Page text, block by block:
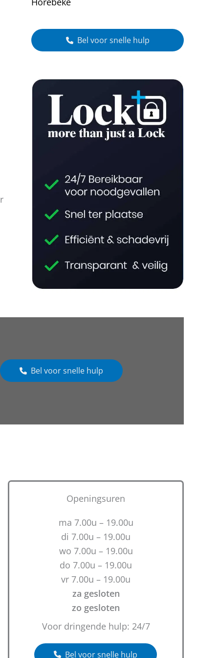
Bel voor snelle hulp
Bel voor snelle hulp
Openingsuren
ma 7.00u – 19.00u
di 7.00u – 19.00u
wo 7.00u – 19.00u
do 7.00u – 19.00u
vr 7.00u – 19.00u
za gesloten
zo gesloten
Voor dringende hulp: 24/7
Bel voor snelle hulp